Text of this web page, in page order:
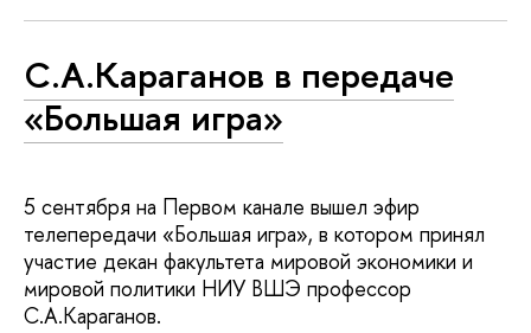
С.А.Караганов в передаче
«Большая игра»
5 сентября на Первом канале вышел эфир
телепередачи «Большая игра», в котором принял
участие декан факультета мировой экономики и
мировой политики НИУ ВШЭ профессор
С.А.Караганов.